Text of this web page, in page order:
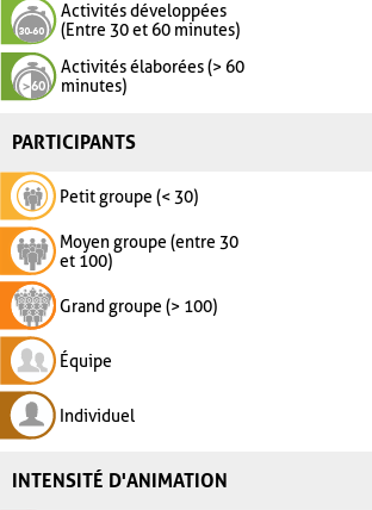
Activités développées
(Entre 30 et 60 minutes)
Activités élaborées (> 60
minutes)
PARTICIPANTS
Petit groupe (< 30)
Moyen groupe (entre 30
et 100)
Grand groupe (> 100)
Équipe
Individuel
INTENSITÉ D'ANIMATION